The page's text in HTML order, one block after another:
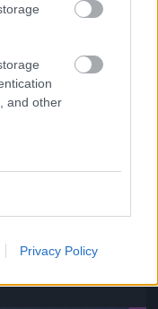
and other
Privacy Policy